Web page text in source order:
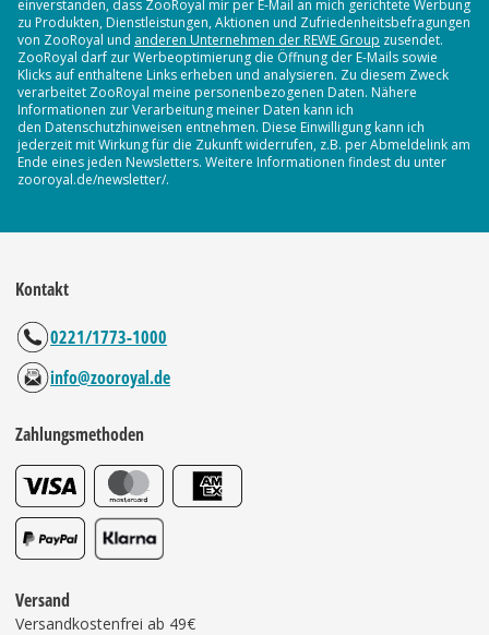
einverstanden, dass ZooRoyal mir per E-Mail an mich gerichtete Werbung
zu Produkten, Dienstleistungen, Aktionen und Zufriedenheitsbefragungen
von ZooRoyal und anderen Unternehmen der REWE Group zusendet.
ZooRoyal darf zur Werbeoptimierung die Öffnung der E-Mails sowie
Klicks auf enthaltene Links erheben und analysieren. Zu diesem Zweck
verarbeitet ZooRoyal meine personenbezogenen Daten. Nähere
Informationen zur Verarbeitung meiner Daten kann ich
den Datenschutzhinweisen entnehmen. Diese Einwilligung kann ich
jederzeit mit Wirkung für die Zukunft widerrufen, z.B. per Abmeldelink am
Ende eines jeden Newsletters. Weitere Informationen findest du unter
zooroyal.de/newsletter/.
Kontakt
0221/1773-1000
info@zooroyal.de
Zahlungsmethoden
Versand
Versandkostenfrei ab 49€